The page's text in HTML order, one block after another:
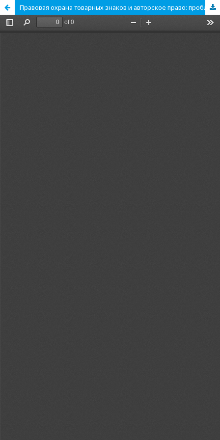
Правовая охрана товарных знаков и авторское право: проблемы разграничения